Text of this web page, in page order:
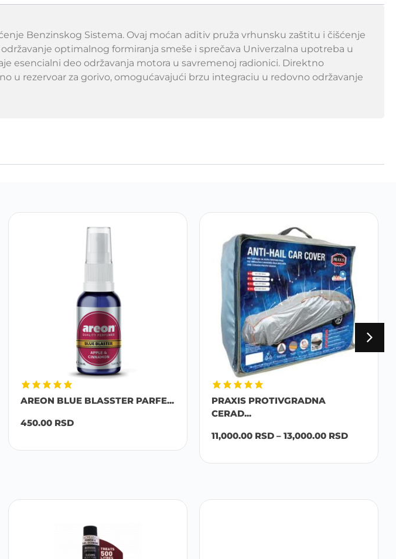
Benzinskog Sistema. Ovaj moćan aditiv pruža vrhunsku zaštitu i čišćenje
optimalnog formiranja smeše i sprečava Univerzalna upotreba u
esencialni deo održavanja motora u savremenoj radionici. Direktno
u rezervoar za gorivo, omogućavajući brzu integraciu u redovno održavanje
AREON BLUE BLASSTER PARFE...
450.00 RSD
PRAXIS PROTIVGRADNA
CERAD...
11,000.00 RSD – 13,000.00 RSD